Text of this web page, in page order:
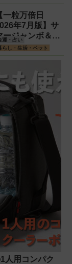
一粒万倍日
年7月版】サ
ージャンボ＆財
の新調に最適な
運日は？
運・占い
らし・生活・ペット
人用コンパク